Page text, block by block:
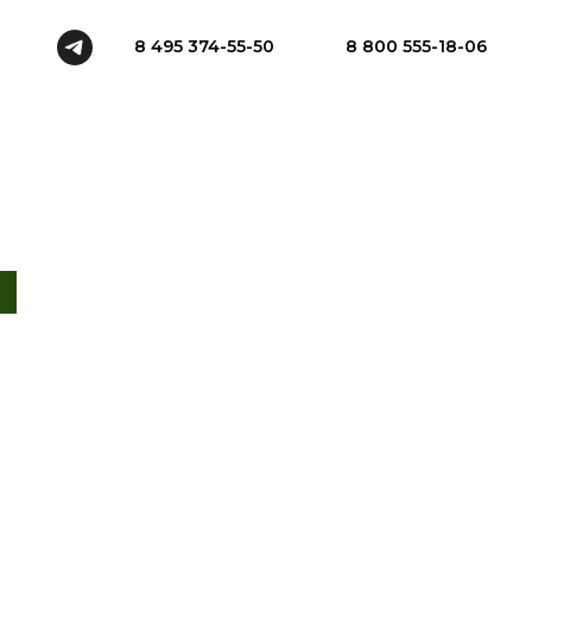
8 495 374-55-50 8 800 555-18-06